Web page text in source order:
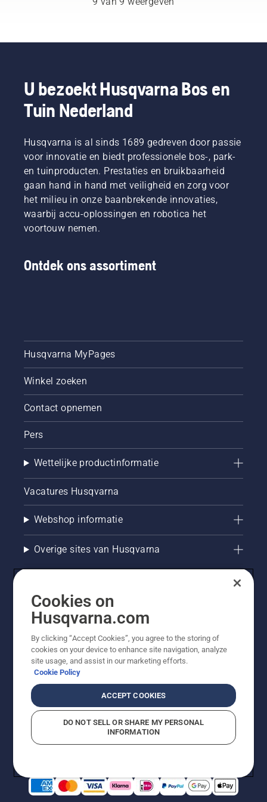
zich
concentreren
op de
taak die
ligt.
levensduur
in deze
video om
controleert
of uw
kettingsmeersysteem
juist
werkt.
eerst uw
oliepeil.
en
motor
van de
een paar
centimeter
van de
boomstam
komen.
de
boomstam
geeft
aan dat
werkt.
U bezoekt Husqvarna Bos en
Tuin Nederland
Husqvarna is al sinds 1689 gedreven door passie
voor innovatie en biedt professionele bos-, park-
en tuinproducten. Prestaties en bruikbaarheid
gaan hand in hand met veiligheid en zorg voor
het milieu in onze baanbrekende innovaties,
waarbij accu-oplossingen en robotica het
voortouw nemen.
Ontdek ons assortiment
Husqvarna MyPages
Winkel zoeken
Contact opnemen
Pers
Wettelijke productinformatie
Vacatures Husqvarna
Webshop informatie
Overige sites van Husqvarna
© Husqvarna AB (publ). Alle rechten voorbehouden. De
getoonde prijzen zijn consumentenadviesprijzen. Alle
vermelde prijzen zijn adviesverkoopprijzen (incl. BTW),
tenzij het product beschikbaar is voor directe aankoop.
CookiebeleidGebruiksvoorwaarden Privacyverklaring
BedrijfsgegevensReport Suspected Violations
Cookies on
Husqvarna.com
By clicking “Accept Cookies”, you agree to the storing of
cookies on your device to enhance site navigation, analyze
site usage, and assist in our marketing efforts.
Cookie Policy
ACCEPT COOKIES
DO NOT SELL OR SHARE MY PERSONAL
INFORMATION